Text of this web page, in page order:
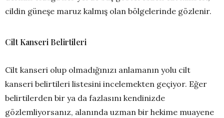
cildin güneşe maruz kalmış olan bölgelerinde gözlenir.
Cilt Kanseri Belirtileri
Cilt kanseri olup olmadığınızı anlamanın yolu cilt
kanseri belirtileri listesini incelemekten geçiyor. Eğer
belirtilerden bir ya da fazlasını kendinizde
gözlemliyorsanız, alanında uzman bir hekime muayene